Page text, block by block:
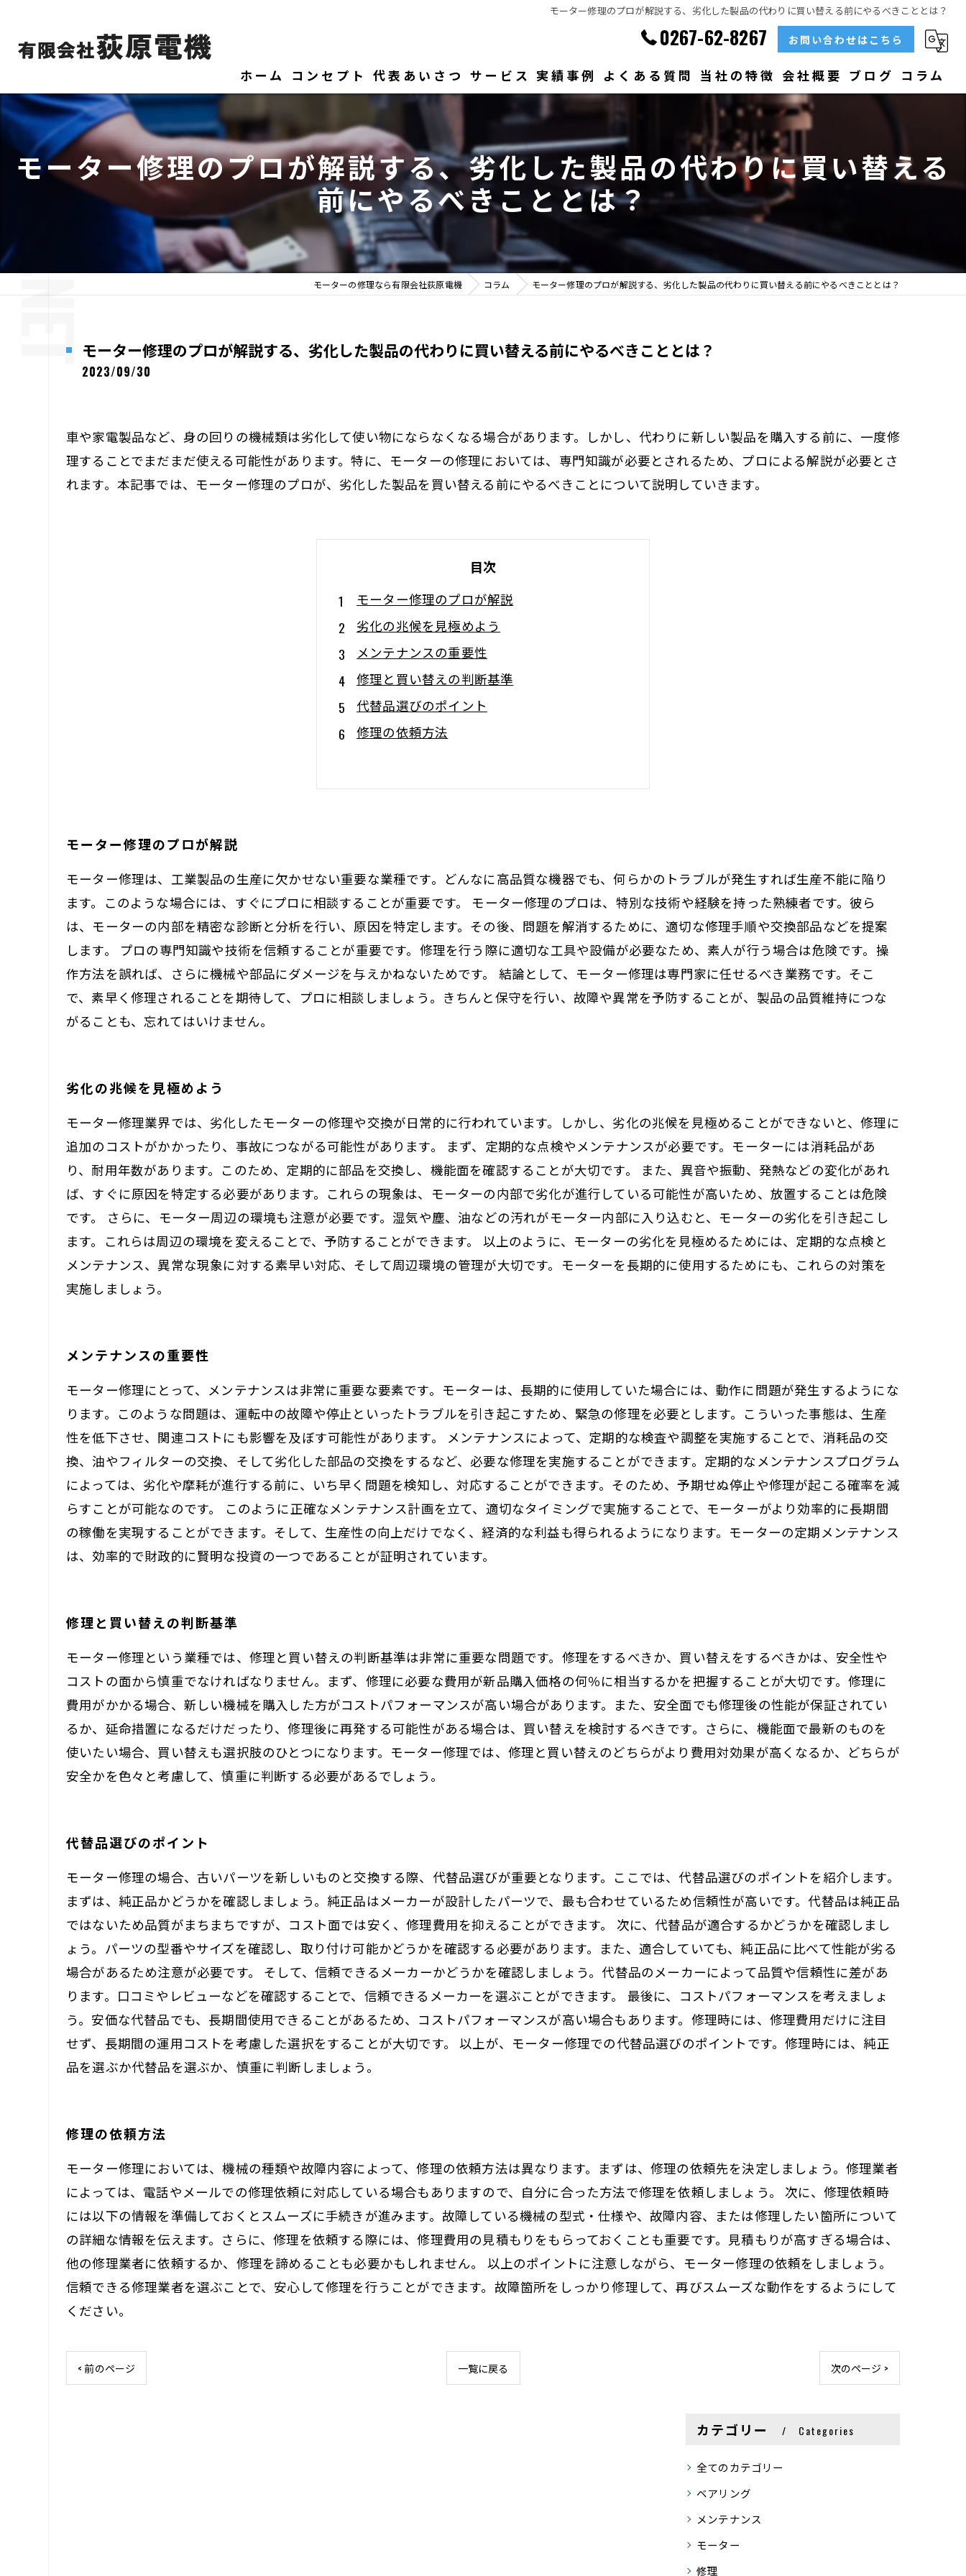
モーター修理のプロが解説する、劣化した製品の代わりに買い替える前にやるべきこととは？
0267-62-8267 お問い合わせはこちら
ホーム コンセプト 代表あいさつ サービス 実績事例 よくある質問 当社の特徴
ベアリング
大型
メンテナンス
販売
会社概要 ブログ コラム
モーター修理のプロが解説する、劣化した製品の代わりに買い替える
前にやるべきこととは？
モーターの修理なら有限会社荻原電機 コラム モーター修理のプロが解説する、劣化した製品の代わりに買い替える前にやるべきこととは？
モーター修理のプロが解説する、劣化した製品の代わりに買い替える前にやるべきこととは？
2023/09/30
車や家電製品など、身の回りの機械類は劣化して使い物にならなくなる場合があります。しかし、代わりに新しい製品を購入する前に、一度修
理することでまだまだ使える可能性があります。特に、モーターの修理においては、専門知識が必要とされるため、プロによる解説が必要とさ
れます。本記事では、モーター修理のプロが、劣化した製品を買い替える前にやるべきことについて説明していきます。
目次
モーター修理のプロが解説
劣化の兆候を見極めよう
メンテナンスの重要性
修理と買い替えの判断基準
代替品選びのポイント
修理の依頼方法
モーター修理のプロが解説
モーター修理は、工業製品の生産に欠かせない重要な業種です。どんなに高品質な機器でも、何らかのトラブルが発生すれば生産不能に陥り
ます。このような場合には、すぐにプロに相談することが重要です。 モーター修理のプロは、特別な技術や経験を持った熟練者です。彼ら
は、モーターの内部を精密な診断と分析を行い、原因を特定します。その後、問題を解消するために、適切な修理手順や交換部品などを提案
します。 プロの専門知識や技術を信頼することが重要です。修理を行う際に適切な工具や設備が必要なため、素人が行う場合は危険です。操
作方法を誤れば、さらに機械や部品にダメージを与えかねないためです。 結論として、モーター修理は専門家に任せるべき業務です。そこ
で、素早く修理されることを期待して、プロに相談しましょう。きちんと保守を行い、故障や異常を予防することが、製品の品質維持につな
がることも、忘れてはいけません。
劣化の兆候を見極めよう
モーター修理業界では、劣化したモーターの修理や交換が日常的に行われています。しかし、劣化の兆候を見極めることができないと、修理に
追加のコストがかかったり、事故につながる可能性があります。 まず、定期的な点検やメンテナンスが必要です。モーターには消耗品があ
り、耐用年数があります。このため、定期的に部品を交換し、機能面を確認することが大切です。 また、異音や振動、発熱などの変化があれ
ば、すぐに原因を特定する必要があります。これらの現象は、モーターの内部で劣化が進行している可能性が高いため、放置することは危険
です。 さらに、モーター周辺の環境も注意が必要です。湿気や塵、油などの汚れがモーター内部に入り込むと、モーターの劣化を引き起こし
ます。これらは周辺の環境を変えることで、予防することができます。 以上のように、モーターの劣化を見極めるためには、定期的な点検と
メンテナンス、異常な現象に対する素早い対応、そして周辺環境の管理が大切です。モーターを長期的に使用するためにも、これらの対策を
実施しましょう。
メンテナンスの重要性
モーター修理にとって、メンテナンスは非常に重要な要素です。モーターは、長期的に使用していた場合には、動作に問題が発生するようにな
ります。このような問題は、運転中の故障や停止といったトラブルを引き起こすため、緊急の修理を必要とします。こういった事態は、生産
性を低下させ、関連コストにも影響を及ぼす可能性があります。 メンテナンスによって、定期的な検査や調整を実施することで、消耗品の交
換、油やフィルターの交換、そして劣化した部品の交換をするなど、必要な修理を実施することができます。定期的なメンテナンスプログラム
によっては、劣化や摩耗が進行する前に、いち早く問題を検知し、対応することができます。そのため、予期せぬ停止や修理が起こる確率を減
らすことが可能なのです。 このように正確なメンテナンス計画を立て、適切なタイミングで実施することで、モーターがより効率的に長期間
の稼働を実現することができます。そして、生産性の向上だけでなく、経済的な利益も得られるようになります。モーターの定期メンテナンス
は、効率的で財政的に賢明な投資の一つであることが証明されています。
修理と買い替えの判断基準
モーター修理という業種では、修理と買い替えの判断基準は非常に重要な問題です。修理をするべきか、買い替えをするべきかは、安全性や
コストの面から慎重でなければなりません。まず、修理に必要な費用が新品購入価格の何％に相当するかを把握することが大切です。修理に
費用がかかる場合、新しい機械を購入した方がコストパフォーマンスが高い場合があります。また、安全面でも修理後の性能が保証されてい
るか、延命措置になるだけだったり、修理後に再発する可能性がある場合は、買い替えを検討するべきです。さらに、機能面で最新のものを
使いたい場合、買い替えも選択肢のひとつになります。モーター修理では、修理と買い替えのどちらがより費用対効果が高くなるか、どちらが
安全かを色々と考慮して、慎重に判断する必要があるでしょう。
代替品選びのポイント
モーター修理の場合、古いパーツを新しいものと交換する際、代替品選びが重要となります。ここでは、代替品選びのポイントを紹介します。
まずは、純正品かどうかを確認しましょう。純正品はメーカーが設計したパーツで、最も合わせているため信頼性が高いです。代替品は純正品
ではないため品質がまちまちですが、コスト面では安く、修理費用を抑えることができます。 次に、代替品が適合するかどうかを確認しまし
ょう。パーツの型番やサイズを確認し、取り付け可能かどうかを確認する必要があります。また、適合していても、純正品に比べて性能が劣る
場合があるため注意が必要です。 そして、信頼できるメーカーかどうかを確認しましょう。代替品のメーカーによって品質や信頼性に差があ
ります。口コミやレビューなどを確認することで、信頼できるメーカーを選ぶことができます。 最後に、コストパフォーマンスを考えましょ
う。安価な代替品でも、長期間使用できることがあるため、コストパフォーマンスが高い場合もあります。修理時には、修理費用だけに注目
せず、長期間の運用コストを考慮した選択をすることが大切です。 以上が、モーター修理での代替品選びのポイントです。修理時には、純正
品を選ぶか代替品を選ぶか、慎重に判断しましょう。
修理の依頼方法
モーター修理においては、機械の種類や故障内容によって、修理の依頼方法は異なります。まずは、修理の依頼先を決定しましょう。修理業者
によっては、電話やメールでの修理依頼に対応している場合もありますので、自分に合った方法で修理を依頼しましょう。 次に、修理依頼時
には以下の情報を準備しておくとスムーズに手続きが進みます。故障している機械の型式・仕様や、故障内容、または修理したい箇所について
の詳細な情報を伝えます。さらに、修理を依頼する際には、修理費用の見積もりをもらっておくことも重要です。見積もりが高すぎる場合は、
他の修理業者に依頼するか、修理を諦めることも必要かもしれません。 以上のポイントに注意しながら、モーター修理の依頼をしましょう。
信頼できる修理業者を選ぶことで、安心して修理を行うことができます。故障箇所をしっかり修理して、再びスムーズな動作をするようにして
ください。
< 前のページ 一覧に戻る 次のページ >
カテゴリー Categories
全てのカテゴリー
ベアリング
メンテナンス
モーター
修理